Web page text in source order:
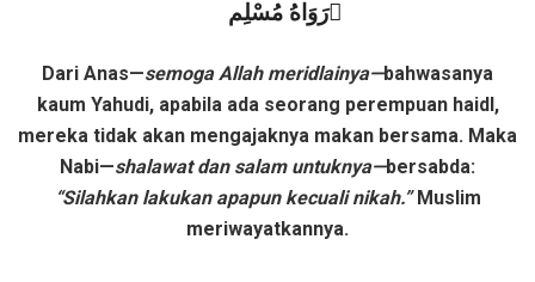
رَوَاهُ مُسْلِم ٌ
Dari Anas—semoga Allah meridlainya—bahwasanya
kaum Yahudi, apabila ada seorang perempuan haidl,
mereka tidak akan mengajaknya makan bersama. Maka
Nabi—shalawat dan salam untuknya—bersabda:
“Silahkan lakukan apapun kecuali nikah.” Muslim
meriwayatkannya.